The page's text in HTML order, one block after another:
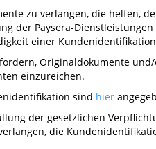
zu verlangen, die
der Paysera-
einer
Originaldokumente
einzureichen.
sind hier
der gesetzlichen
die